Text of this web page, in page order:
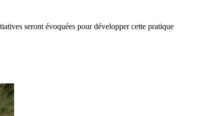
seront évoquées pour développer cette pratique